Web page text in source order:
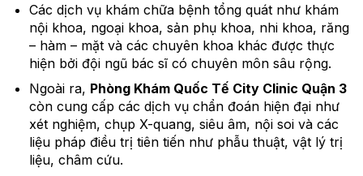
Các dịch vụ khám chữa bệnh tổng quát như khám
nội khoa, ngoại khoa, sản phụ khoa, nhi khoa, răng
– hàm – mặt và các chuyên khoa khác được thực
hiện bởi đội ngũ bác sĩ có chuyên môn sâu rộng.
Ngoài ra, Phòng Khám Quốc Tế City Clinic Quận 3
còn cung cấp các dịch vụ chẩn đoán hiện đại như
xét nghiệm, chụp X-quang, siêu âm, nội soi và các
liệu pháp điều trị tiên tiến như phẫu thuật, vật lý trị
liệu, châm cứu.